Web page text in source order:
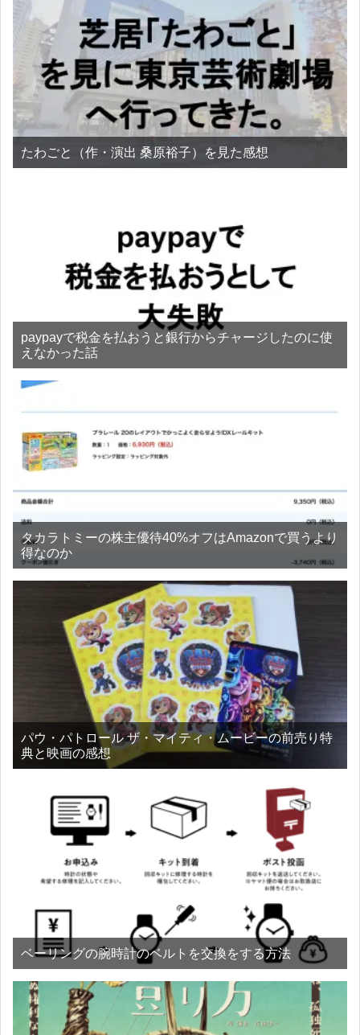
たわごと（作・演出 桑原裕子）を見た感想
paypayで税金を払おうと銀行からチャージしたのに使
えなかった話
タカラトミーの株主優待40%オフはAmazonで買うより
得なのか
パウ・パトロール ザ・マイティ・ムービーの前売り特
典と映画の感想
ベーリングの腕時計のベルトを交換をする方法